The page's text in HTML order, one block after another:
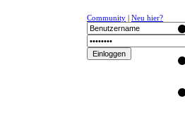
Community | Neu hier?